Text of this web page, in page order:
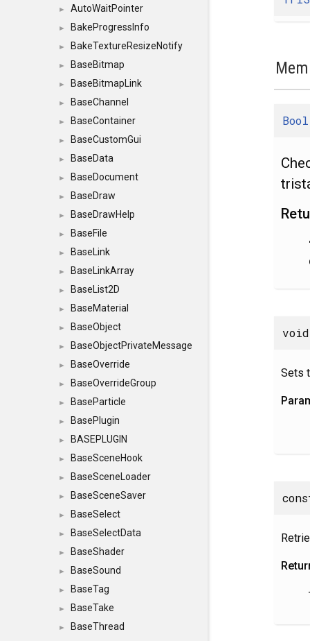
► AutoWaitPointer
► BakeProgressInfo
► BakeTextureResizeNotify
► BaseBitmap
► BaseBitmapLink
► BaseChannel
► BaseContainer
► BaseCustomGui
► BaseData
► BaseDocument
► BaseDraw
► BaseDrawHelp
► BaseFile
► BaseLink
► BaseLinkArray
► BaseList2D
► BaseMaterial
► BaseObject
► BaseObjectPrivateMessage
► BaseOverride
► BaseOverrideGroup
► BaseParticle
► BasePlugin
► BASEPLUGIN
► BaseSceneHook
► BaseSceneLoader
► BaseSceneSaver
► BaseSelect
► BaseSelectData
► BaseShader
► BaseSound
► BaseTag
► BaseTake
►
BaseThread
Bool
Sets